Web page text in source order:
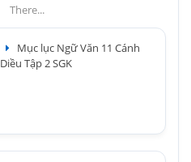
There...
Mục lục Ngữ Văn 11 Cánh
Diều Tập 2 SGK